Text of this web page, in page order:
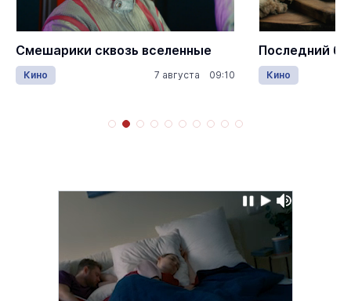
Смешарики сквозь вселенные
Кино 7 августа 09:10
Последний
Кино